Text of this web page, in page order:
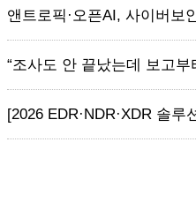
앤트로픽·오픈AI, 사이버보
“조사도 안 끝났는데 보고
[2026 EDR·NDR·XDR 솔루